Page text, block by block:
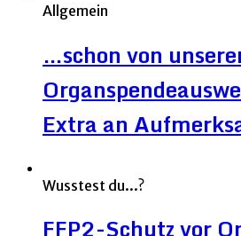
Allgemein
…schon von
Extra an
Wusstest du...?
FFP2-Schutz vor